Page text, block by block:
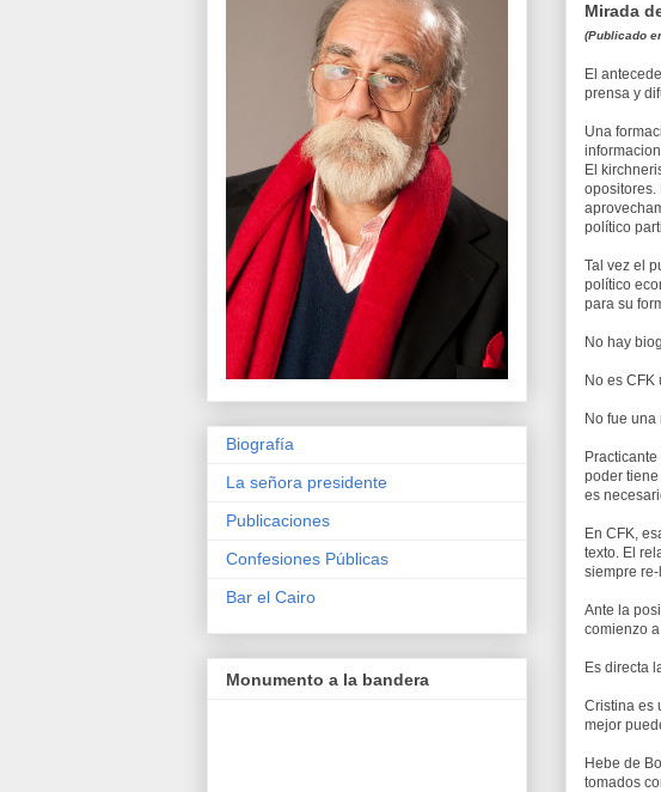
Mirada
(Publicado
El
prensa y
Una
El
opositores.
político
Tal vez el
político
para su
No hay
No es
No fue
poder
es
En CFK,
texto. El
siempre
Ante la
comienzo
Es directa
Cristina es
mejor
Hebe de
tomados
Biografía
La señora presidente
Publicaciones
Confesiones Públicas
Bar el Cairo
Monumento a la bandera